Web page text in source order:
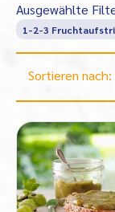
Ausgewählte
1-2-3
Sortieren nach: